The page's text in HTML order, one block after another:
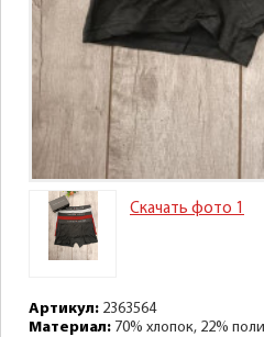
Скачать фото 1
Артикул: 2363564
Материал: 70% хлопок, 22%